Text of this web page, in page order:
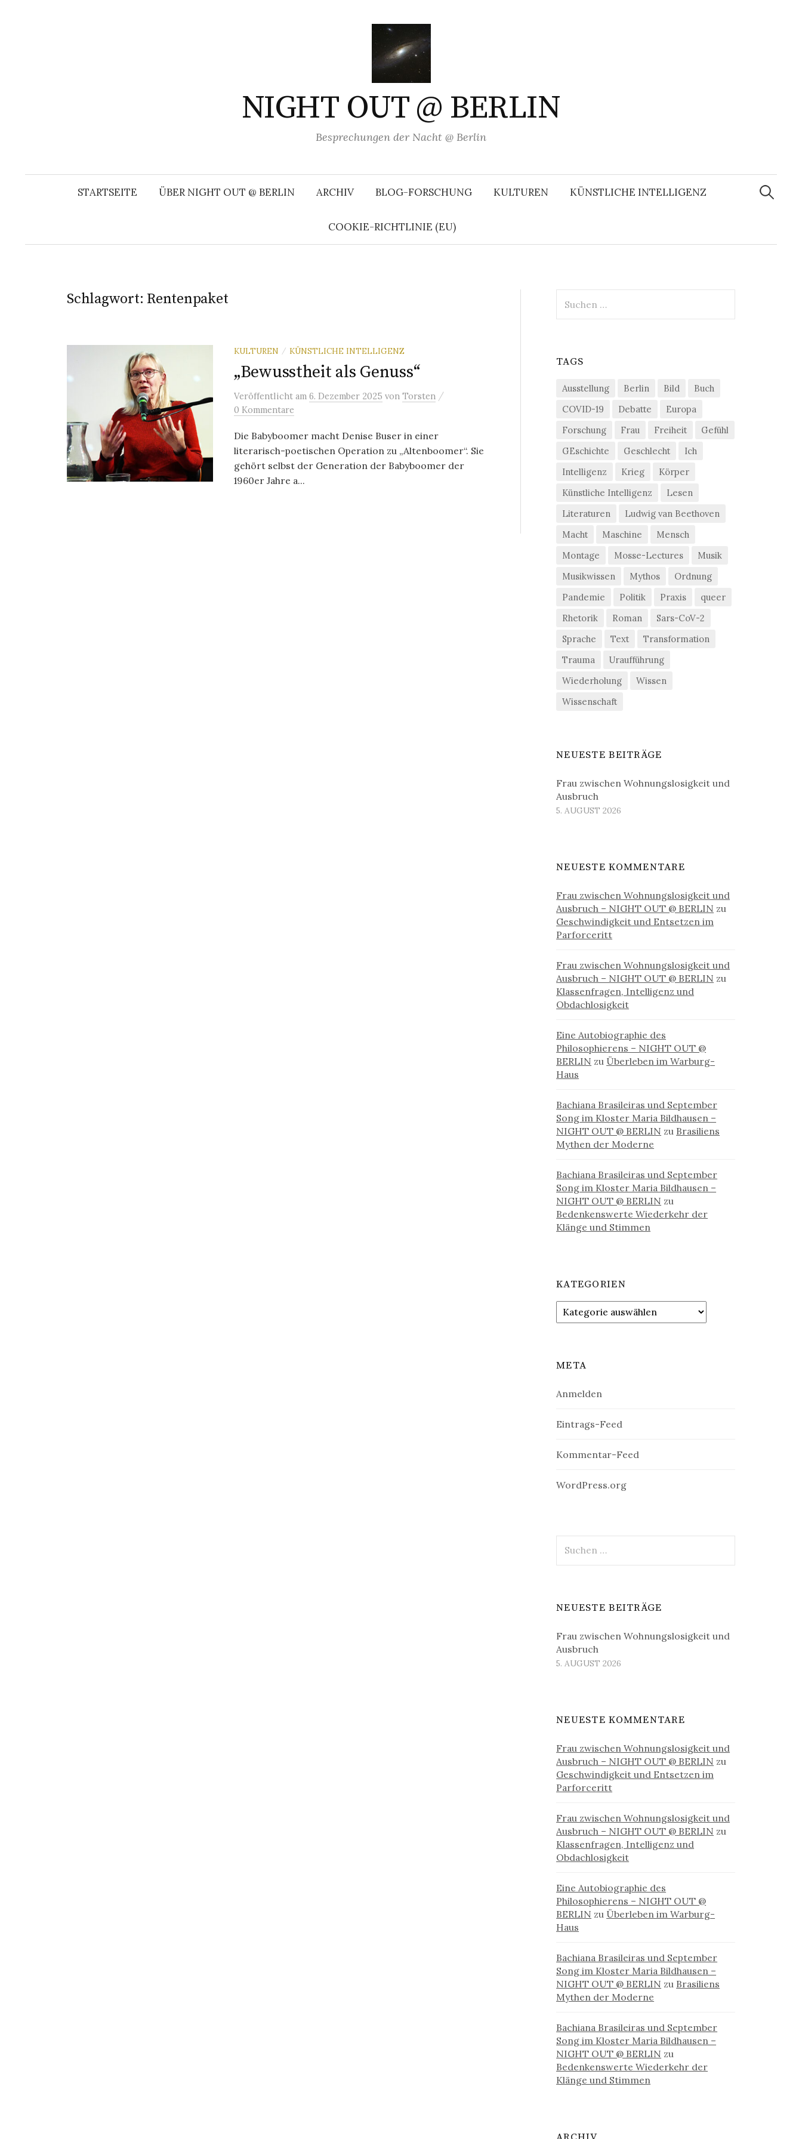
NIGHT OUT @ BERLIN
Besprechungen der Nacht @ Berlin
STARTSEITE ÜBER NIGHT OUT @ BERLIN ARCHIV BLOG-FORSCHUNG KULTUREN KÜNSTLICHE INTELLIGENZ
COOKIE-RICHTLINIE (EU)
Suchen
nach:
Schlagwort: Rentenpaket
KULTUREN / KÜNSTLICHE INTELLIGENZ
„Bewusstheit als Genuss“
Veröffentlicht am 6. Dezember 2025 von Torsten /
0 Kommentare
Die Babyboomer macht Denise Buser in einer
literarisch-poetischen Operation zu „Altenboomer“. Sie
gehört selbst der Generation der Babyboomer der
1960er Jahre a...
nach:
TAGS
Ausstellung Berlin Bild
Buch
COVID-19
Debatte
Europa
Forschung
Frau Freiheit
Gefühl
GEschichte
Geschlecht
Ich
Intelligenz
Krieg
Körper
Künstliche Intelligenz
Lesen
Literaturen
Ludwig van Beethoven
Macht
Maschine
Mensch
Montage
Mosse-Lectures
Musik
Musikwissen
Mythos
Ordnung
Pandemie
Politik Praxis
queer
Rhetorik
Roman
Sars-CoV-2
Sprache
Text
Transformation
Trauma
Uraufführung
Wiederholung
Wissen
Wissenschaft
NEUESTE BEITRÄGE
Frau zwischen Wohnungslosigkeit und
Ausbruch
5. AUGUST 2026
NEUESTE KOMMENTARE
Frau zwischen Wohnungslosigkeit und
Ausbruch – NIGHT OUT @ BERLIN zu
Geschwindigkeit und Entsetzen im
Parforceritt
Frau zwischen Wohnungslosigkeit und
Ausbruch – NIGHT OUT @ BERLIN zu
Klassenfragen, Intelligenz und
Obdachlosigkeit
Eine Autobiographie des
Philosophierens – NIGHT OUT @
BERLIN zu Überleben im Warburg-
Haus
Bachiana Brasileiras und September
Song im Kloster Maria Bildhausen –
NIGHT OUT @ BERLIN zu Brasiliens
Mythen der Moderne
Bachiana Brasileiras und September
Song im Kloster Maria Bildhausen –
NIGHT OUT @ BERLIN zu
Bedenkenswerte Wiederkehr der
Klänge und Stimmen
KATEGORIEN
Kategorien
META
Anmelden
Eintrags-Feed
Kommentar-Feed
WordPress.org
nach:
NEUESTE BEITRÄGE
Frau zwischen Wohnungslosigkeit und
Ausbruch
5. AUGUST 2026
NEUESTE KOMMENTARE
Frau zwischen Wohnungslosigkeit und
Ausbruch – NIGHT OUT @ BERLIN zu
Geschwindigkeit und Entsetzen im
Parforceritt
Frau zwischen Wohnungslosigkeit und
Ausbruch – NIGHT OUT @ BERLIN zu
Klassenfragen, Intelligenz und
Obdachlosigkeit
Eine Autobiographie des
Philosophierens – NIGHT OUT @
BERLIN zu Überleben im Warburg-
Haus
Bachiana Brasileiras und September
Song im Kloster Maria Bildhausen –
NIGHT OUT @ BERLIN zu Brasiliens
Mythen der Moderne
Bachiana Brasileiras und September
Song im Kloster Maria Bildhausen –
NIGHT OUT @ BERLIN zu
Bedenkenswerte Wiederkehr der
Klänge und Stimmen